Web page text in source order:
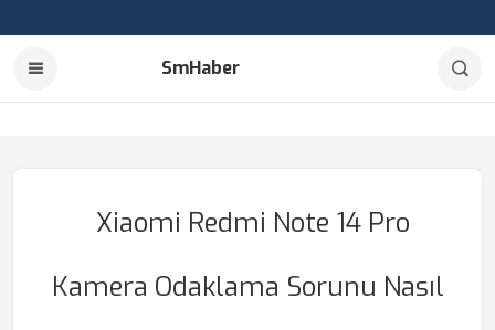
SmHaber
Xiaomi Redmi Note 14 Pro
Kamera Odaklama Sorunu Nasıl